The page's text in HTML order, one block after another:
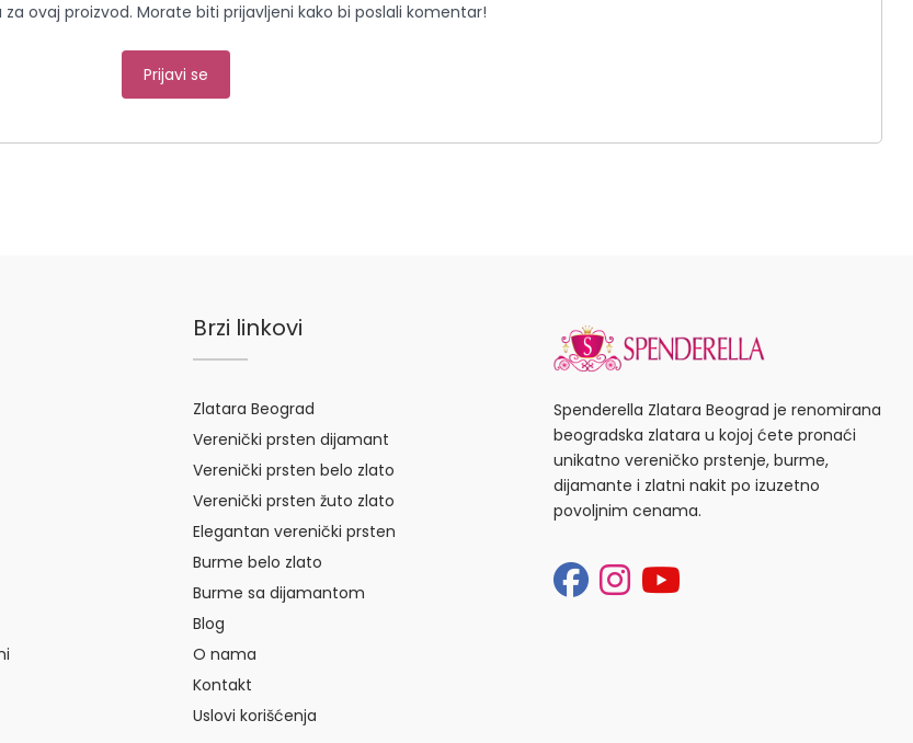
ovaj proizvod. Morate biti prijavljeni kako bi poslali komentar!
Prijavi se
Brzi linkovi
Zlatara Beograd
Verenički prsten dijamant
Verenički prsten belo zlato
Verenički prsten žuto zlato
Elegantan verenički prsten
Burme belo zlato
Burme sa dijamantom
Blog
O nama
Kontakt
Uslovi korišćenja
Spenderella Zlatara Beograd je renomirana
beogradska zlatara u kojoj ćete pronaći
unikatno vereničko prstenje, burme,
dijamante i zlatni nakit po izuzetno
povoljnim cenama.